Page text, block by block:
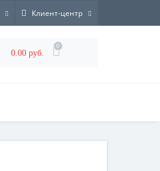
Клиент-центр
0.00 руб.
0